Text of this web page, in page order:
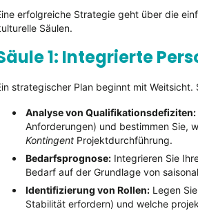
erfolgreiche Strategie geht über die
Säulen.
1: Integrierte
strategischer Plan beginnt mit Weitsicht.
Analyse von Qualifikationsdefiziten:
Anforderungen) und bestimmen Sie,
Kontingent Projektdurchführung.
Bedarfsprognose: Integrieren Sie
Bedarf auf der Grundlage von
Identifizierung von Rollen: Legen
Stabilität erfordern) und welche